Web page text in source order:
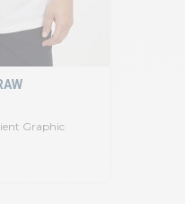
Graphic